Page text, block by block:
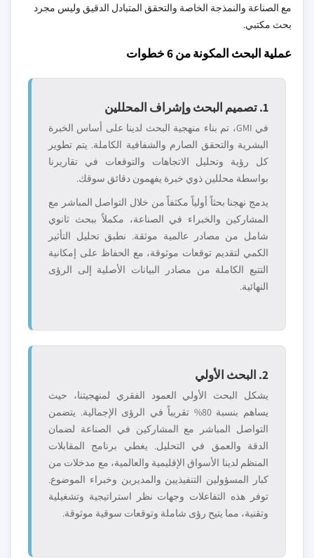
مع الصناعة والنمذجة الخاصة والتحقق المتبادل الدقيق وليس مجرد
بحث مكتبي.
عملية البحث المكونة من 6 خطوات
1. تصميم البحث وإشراف المحللين
في GMI، تم بناء منهجية البحث لدينا على أساس الخبرة
البشرية والتحقق الصارم والشفافية الكاملة. يتم تطوير
كل رؤية وتحليل الاتجاهات والتوقعات في تقاريرنا
بواسطة محللين ذوي خبرة يفهمون دقائق سوقك.
يدمج نهجنا بحثاً أولياً مكثفاً من خلال التواصل المباشر مع
المشاركين والخبراء في الصناعة، مكملاً ببحث ثانوي
شامل من مصادر عالمية موثقة. نطبق تحليل التأثير
الكمي لتقديم توقعات موثوقة، مع الحفاظ على إمكانية
التتبع الكاملة من مصادر البيانات الأصلية إلى الرؤى
النهائية.
2. البحث الأولي
يشكل البحث الأولي العمود الفقري لمنهجيتنا، حيث
يساهم بنسبة 80% تقريباً في الرؤى الإجمالية. يتضمن
التواصل المباشر مع المشاركين في الصناعة لضمان
الدقة والعمق في التحليل. يغطي برنامج المقابلات
المنظم لدينا الأسواق الإقليمية والعالمية، مع مدخلات من
كبار المسؤولين التنفيذيين والمديرين وخبراء الموضوع.
توفر هذه التفاعلات وجهات نظر استراتيجية وتشغيلية
وتقنية، مما يتيح رؤى شاملة وتوقعات سوقية موثوقة.